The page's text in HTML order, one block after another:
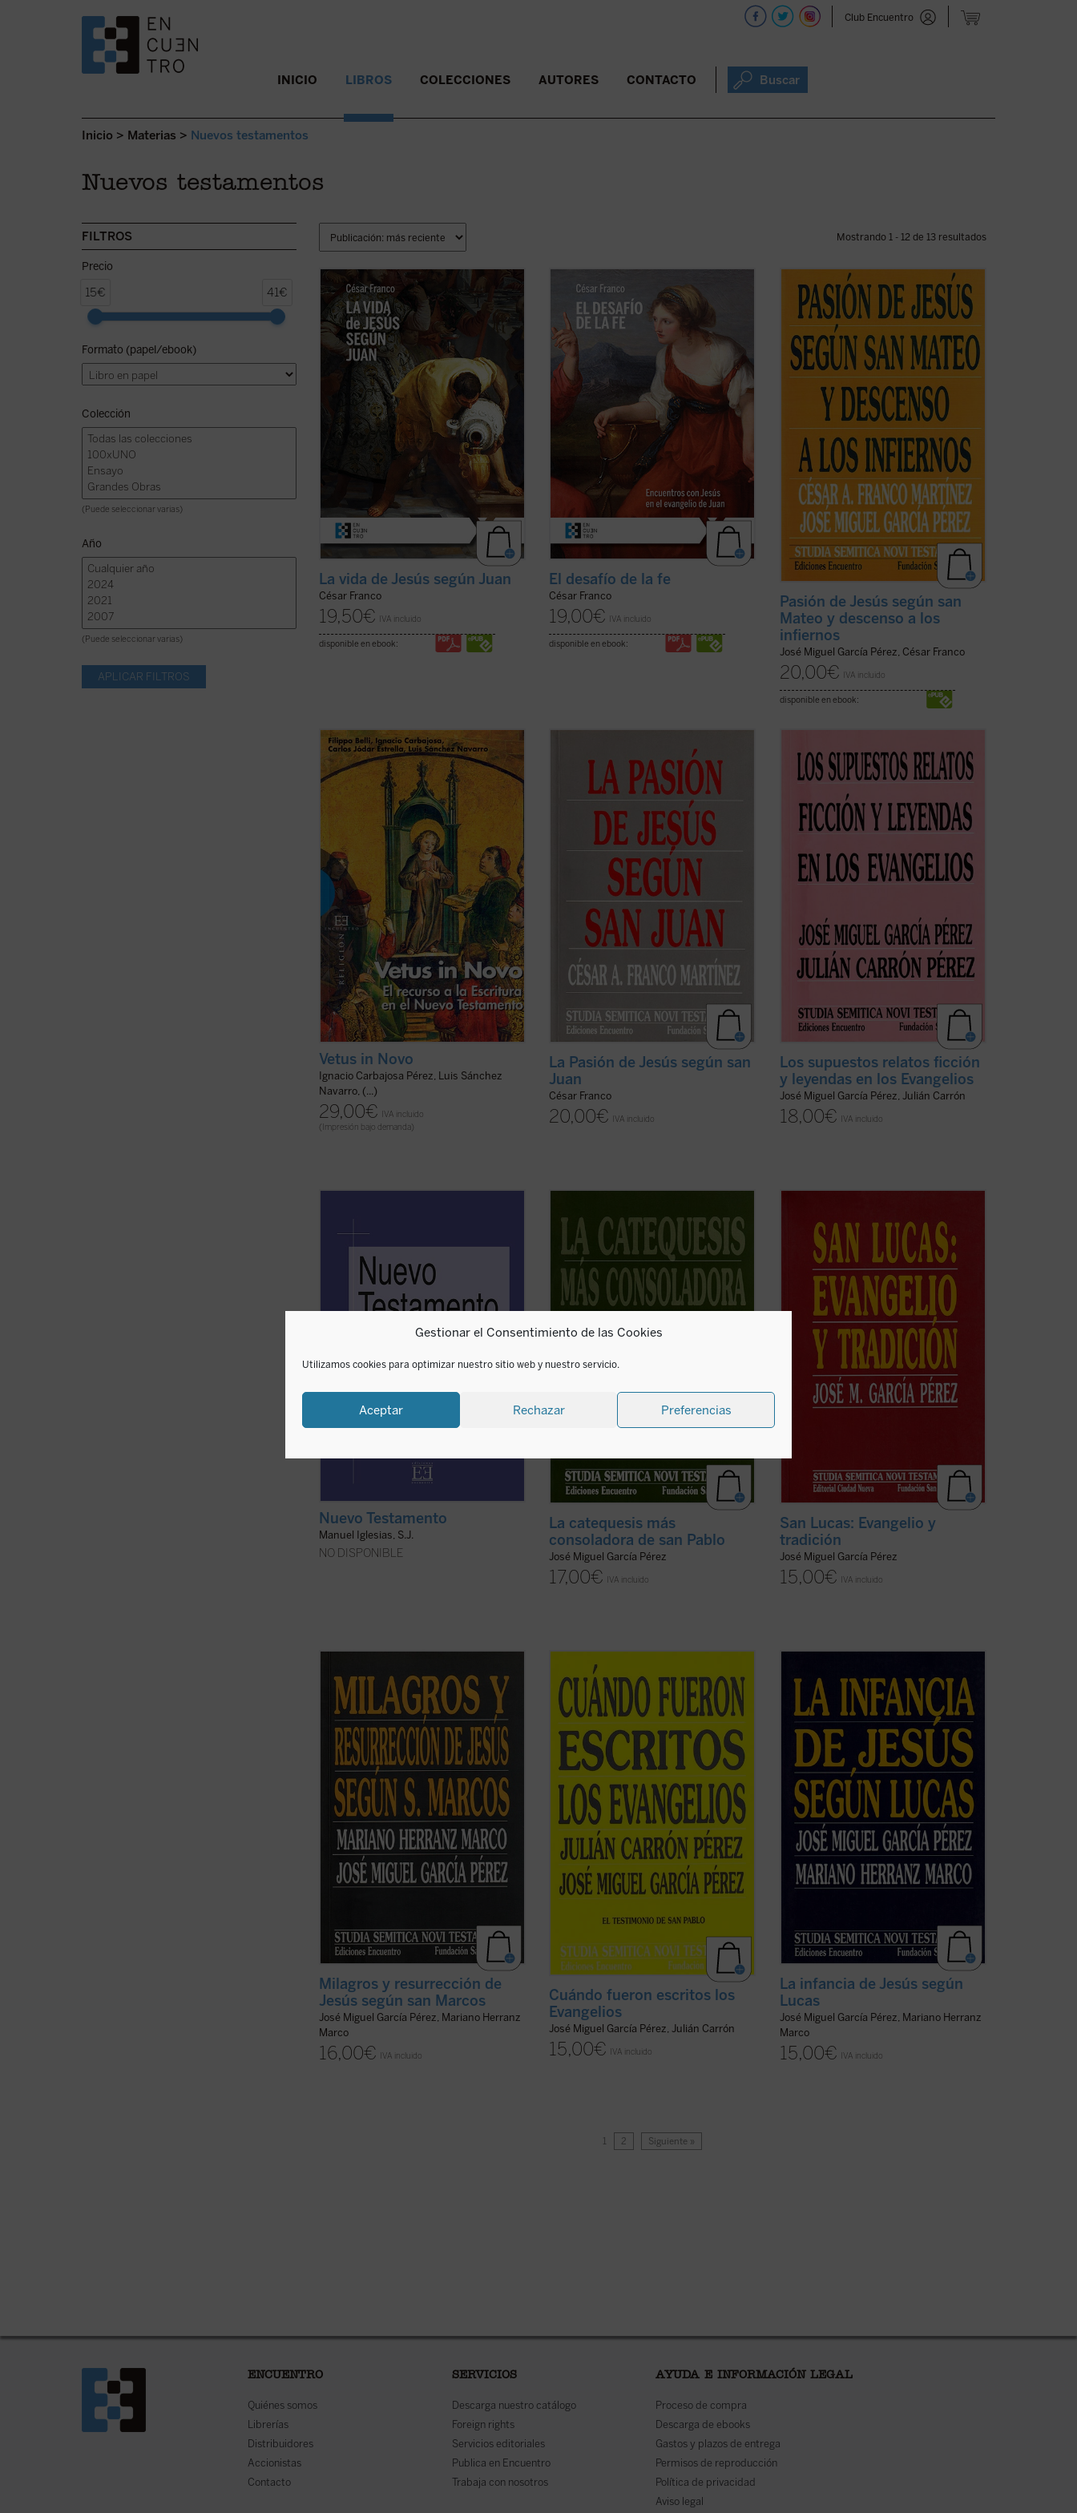
Gestionar el Consentimiento de las Cookies
Utilizamos cookies para optimizar nuestro sitio web y nuestro servicio.
Aceptar Rechazar Preferencias
Club Encuentro
SALTAR AL CONTENIDO. INICIO LIBROS COLECCIONES AUTORES CONTACTO Buscar
Inicio > Materias > Nuevos testamentos
Nuevos testamentos
FILTROS
Precio
15€ 41€
Formato (papel/ebook)
Colección
(Puede seleccionar varias)
Año
(Puede seleccionar varias)
Mostrando 1 - 12 de 13 resultados
Este ensayo de Mons. César Franco
ofrece con estilo diáfano y apasionado
una introducción a la vida de Jesús
narrada en el evangelio de Juan, que
permite al lector acceder al texto sin
complicaciones. Dividido en dos partes,
la primera ...(ver ficha)
La vida de Jesús según Juan
César Franco
19,50€ IVA incluido
disponible en ebook:
Los encuentros narrados en el evangelio
de Juan, descritos y desglosados en este
libro con gran maestría, forman
pequeños dramas o historias en los que
el lector puede ver retratada su postura
personal ante Cristo y juzgar si está en el
camino ...
El desafío de la fe
César Franco
19,00€ IVA incluido
disponible en ebook:
Este nuevo volumen de Studia Semitica
Novi Testamenti se centra en textos de
la Pasión de Jesús en Mateo que han
suscitado mucho debate. Excepto el que
se refiere a Barrabás, pertenecen al
material propio de Mateo, que ha sido
estudiado ...(ver ficha)
Pasión de Jesús según san
Mateo y descenso a los
infiernos
José Miguel García Pérez, César Franco
20,00€ IVA incluido
disponible en ebook:
Novum in Vetere latet et in Novo Vetus
patet(«El Nuevo está latente en el
Antiguo, y el Antiguo se hace patente en
el Nuevo»). Con esta fórmula resumía
san Agustín la unidad de los dos
Testamentos de la Biblia, en la que el
(ver ficha)
Vetus in Novo
Ignacio Carbajosa Pérez, Luis Sánchez
Navarro, (...)
29,00€
IVA incluido
(Impresión bajo demanda)
En el relato de la pasión de Jesús según
san Juan hay escenas famosas por sus
cuestiones disputadas. Los estudiosos
discuten sobre los enigmas de sintaxis o
sentido y, en no pocos casos, sobre la
historicidad de lo narrado, puesto que
contrasta ...
(ver ficha)
La Pasión de Jesús según san
Juan
César Franco
20,00€ IVA incluido
En cada uno de los doce capítulos de
este libro, sus autores hacen un estudio
filológico meticuloso de un relato
evangélico como resultado del cual
reconstruyen un original arameo en que
no sólo no hay nada que se oponga a la
Los supuestos relatos ficción
y leyendas en los Evangelios
José Miguel García Pérez, Julián Carrón
18,00€ IVA incluido
Iglesias no ha cesado de estudiar y
profundizar en su apasionado amor por
la Escritura, y nos ofrece ahora este
(ver ficha)
Nuevo Testamento
Manuel Iglesias, S.J.
NO DISPONIBLE
cartas de san Pablo, en el capítulo quince
de 1Corintios más de la mitad de los
versículos contienen un griego oscuro,
muy oscuro incluso, o ininteligible en
cuanto al sentido, aunque traducible en
cuanto a la ...(ver ficha)
La catequesis más
consoladora de san Pablo
José Miguel García Pérez
17,00€ IVA incluido
siguiendo una tradición muy antigua,
consideran a san Lucas como un
cristiano de origen heleno y, por tanto,
de lengua griega. En el prólogo a su obra,
en efecto, manifiesta un notable
conocimiento de dicha ...
(ver ficha)
San Lucas: Evangelio y
tradición
José Miguel García Pérez
15,00€ IVA incluido
Son famosos los relatos de milagros y la
historia del hallazgo del sepulcro vacío
en Marcos precisamente por las
numerosas cosas extrañas que dice el
texto griego. En algunas ocasiones, los
traductores modernos han hecho lo que
podían para ...(ver ficha)
Milagros y resurrección de
Jesús según san Marcos
José Miguel García Pérez, Mariano Herranz
Marco
16,00€ IVA incluido
El lector encontrará en este libro dos
cosas que le sorprenderán fuertemente:
la afirmación y demostración de que san
Pablo escribió sus cartas en arameo, no
en griego, y la utilización de este recurso
para leer en la segunda carta a los ...(ver
ficha)
Cuándo fueron escritos los
Evangelios
José Miguel García Pérez, Julián Carrón
15,00€ IVA incluido
publicado extensas monografías sobre
los relatos de la infancia de Jesús que
contiene el evangelio de san Lucas en
sus dos primeros capítulos. Al mismo
tiempo son innumerables los artículos
sobre relatos ... (ver ficha)
La infancia de Jesús según
Lucas
José Miguel García Pérez, Mariano Herranz
Marco
15,00€ IVA incluido
1 2 Siguiente »
ENCUENTRO
Quiénes somos
Librerías
Distribuidores
Accionistas
Contacto
SERVICIOS
Descarga nuestro catálogo
Foreign rights
Servicios editoriales
Publica en Encuentro
Trabaja con nosotros
AYUDA E INFORMACIÓN LEGAL
Proceso de compra
Descarga de ebooks
Gastos y plazos de entrega
Permisos de reproducción
Política de privacidad
Aviso legal